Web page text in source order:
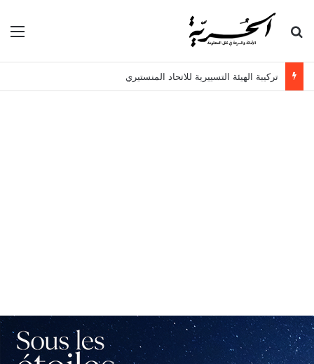
بحث عن
تركيبة الهيئة التسييرية للاتحاد المنستيري